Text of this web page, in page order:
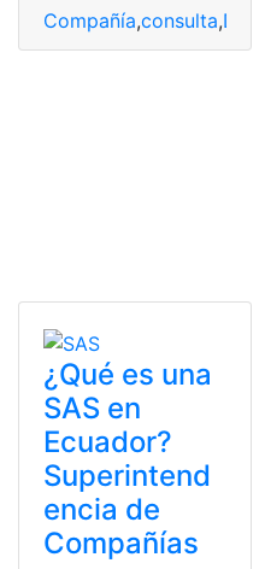
Compañía,consulta,
¿Qué es una
SAS en
Ecuador?
Superintend
encia de
Compañías